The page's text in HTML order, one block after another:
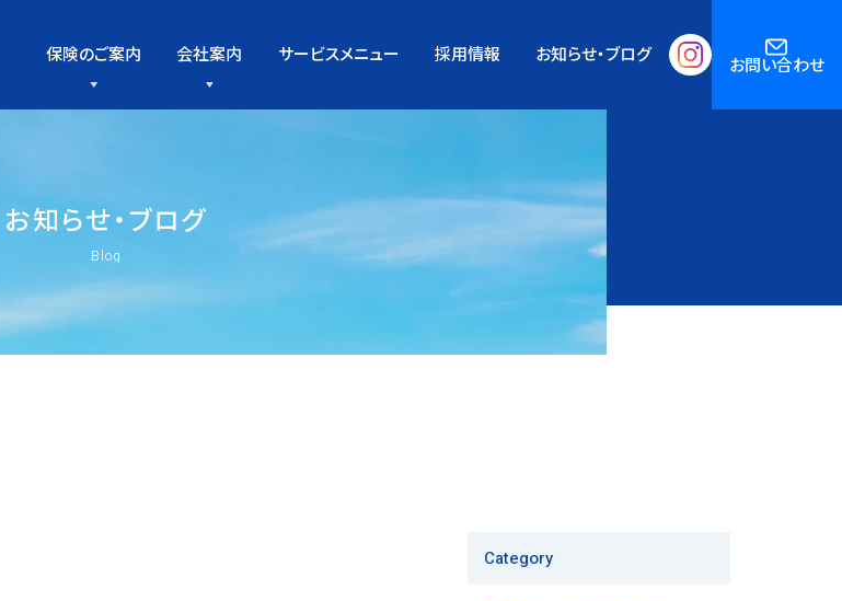
保険のご案内 会社案内 サービスメニュー 採用情報 お知らせ・ブログ お問い合わせ
お知らせ・ブログ
Blog
Category